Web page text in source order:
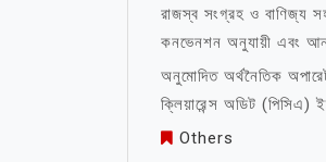
রাজস্ব সংগ্রহ ও বাণিজ্য
কনভেনশন অনুযায়ী এবং
অনুমোদিত অর্থনৈতিক
ক্লিয়ারেন্স অডিট
Others